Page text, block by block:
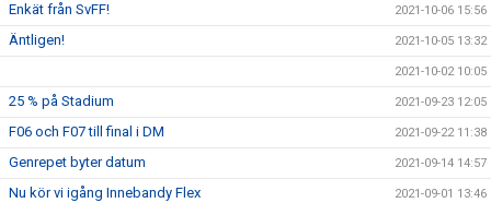
Enkät från SvFF! 2021-10-06 15:56
Äntligen! 2021-10-05 13:32
2021-10-02 10:05
25 % på Stadium 2021-09-23 12:05
F06 och F07 till final i DM 2021-09-22 11:38
Genrepet byter datum 2021-09-14 14:57
Nu kör vi igång Innebandy Flex 2021-09-01 13:46